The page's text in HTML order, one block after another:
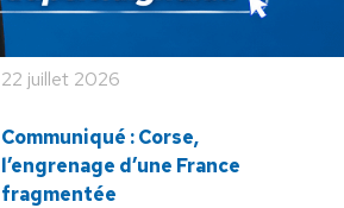
de nos enfants se joue sur le
terrain !
22 juillet 2026
Communiqué : Corse,
l’engrenage d’une France
fragmentée